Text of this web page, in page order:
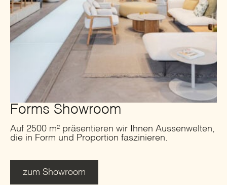
Forms Showroom
Auf 2500 m² präsentieren wir Ihnen Aussenwelten,
die in Form und Proportion faszinieren.
zum Showroom